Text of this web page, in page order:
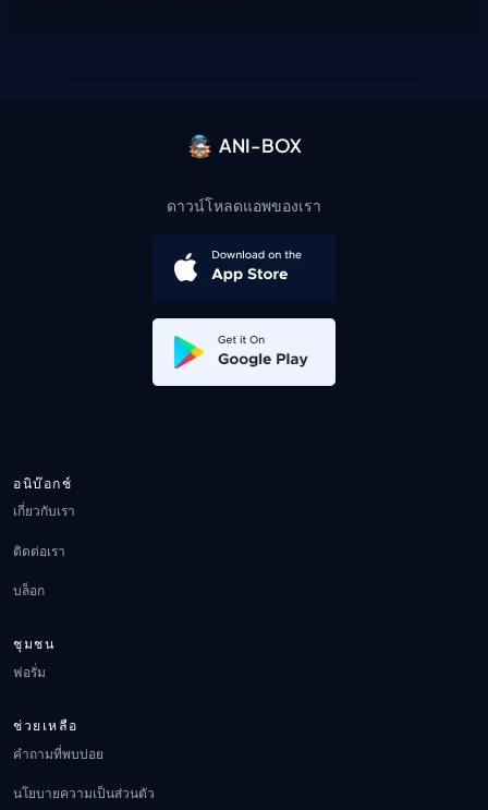
ANI-BOX
ดาวน์โหลดแอพของเรา
อนิบ๊อกช์
เกี่ยวกับเรา
ติดต่อเรา
บล็อก
ชุมชน
ฟอรั่ม
ช่วยเหลือ
คำถามที่พบบ่อย
นโยบายความเป็นส่วนตัว